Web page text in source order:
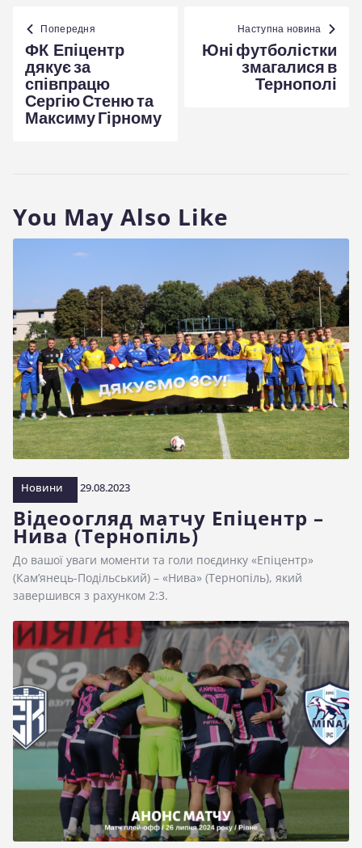
Навігація
записів
Попередня
ФК Епіцентр
дякує за
співпрацю
Сергію Стеню та
Максиму Гірному
Наступна новина
Юні футболістки
змагалися в
Тернополі
You May Also Like
Новини 29.08.2023
Відеоогляд матчу Епіцентр –
Нива (Тернопіль)
До вашої уваги моменти та голи поєдинку «Епіцентр»
(Кам’янець-Подільський) – «Нива» (Тернопіль), який
завершився з рахунком 2:3.